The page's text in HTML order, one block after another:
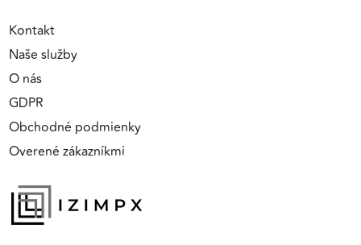
Kontakt
Naše služby
O nás
GDPR
Obchodné podmienky
Overené zákazníkmi